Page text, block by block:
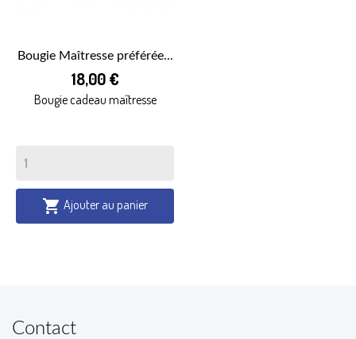
Bougie Maîtresse préférée...
18,00 €
Bougie cadeau maîtresse
 Ajouter au panier
Contact